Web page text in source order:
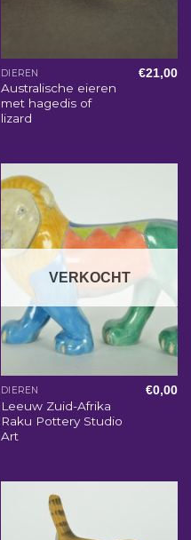
DIEREN
Australische eieren
met hagedis of
lizard
€21,00
VERKOCHT
DIEREN
Leeuw Zuid-Afrika
Raku Pottery Studio
Art
€0,00